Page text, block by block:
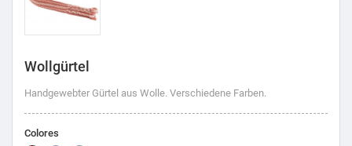
Wollgürtel
Handgewebter Gürtel aus Wolle. Verschiedene Farben.
Colores